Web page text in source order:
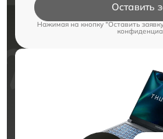
Оставить
Нажимая на кнопку "Оставить